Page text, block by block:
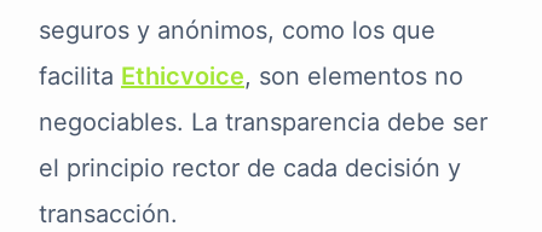
seguros y anónimos, como los que
facilita Ethicvoice, son elementos no
negociables. La transparencia debe ser
el principio rector de cada decisión y
transacción.